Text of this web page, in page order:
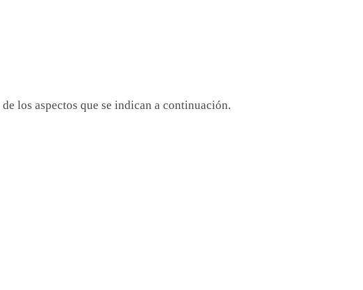
los aspectos que se indican a continuación.